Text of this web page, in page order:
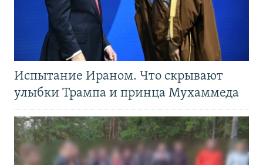
Испытание Ираном. Что скрывают
улыбки Трампа и принца Мухаммеда